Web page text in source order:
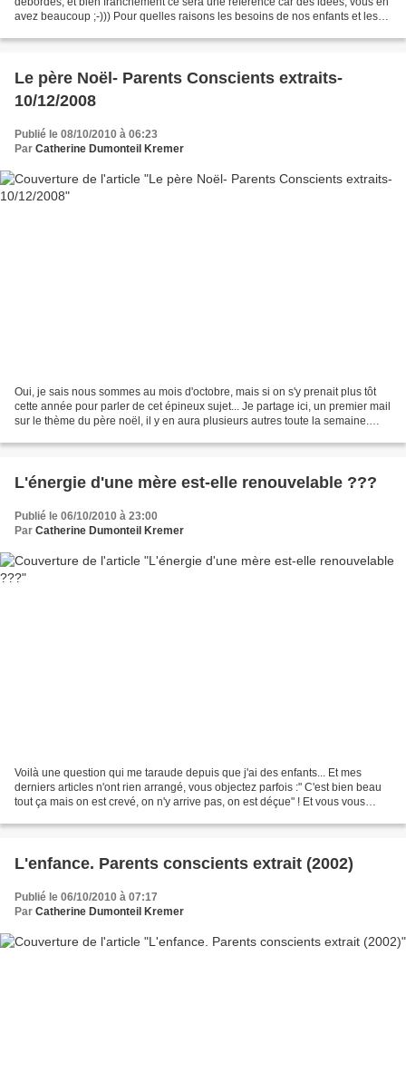
avez beaucoup ;-))) Pour quelles raisons les besoins de nos enfants et les
Le père Noël- Parents Conscients extraits-
10/12/2008
Publié le 08/10/2010 à 06:23
Par Catherine Dumonteil Kremer
Oui, je sais nous sommes au mois d'octobre, mais si on s'y prenait plus tôt
cette année pour parler de cet épineux sujet... Je partage ici, un premier mail
sur le thème du père noël, il y en aura plusieurs autres toute la semaine.
L'énergie d'une mère est-elle renouvelable ???
Publié le 06/10/2010 à 23:00
Par Catherine Dumonteil Kremer
Voilà une question qui me taraude depuis que j'ai des enfants... Et mes
derniers articles n'ont rien arrangé, vous objectez parfois :" C'est bien beau
tout ça mais on est crevé, on n'y arrive pas, on est déçue" ! Et vous vous
L'enfance. Parents conscients extrait (2002)
Publié le 06/10/2010 à 07:17
Par Catherine Dumonteil Kremer